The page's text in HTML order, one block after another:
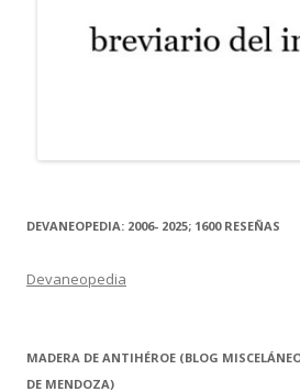
DEVANEOPEDIA: 2006- 2025; 1600 RESEÑAS
Devaneopedia
MADERA DE ANTIHÉROE (BLOG
DE MENDOZA)